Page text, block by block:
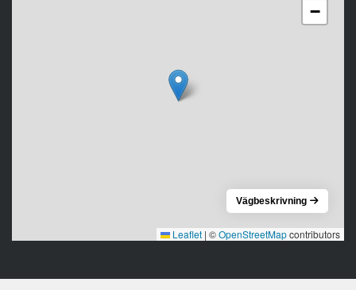
−
Leaflet | ©OpenStreetMapcontributors
Vägbeskrivning